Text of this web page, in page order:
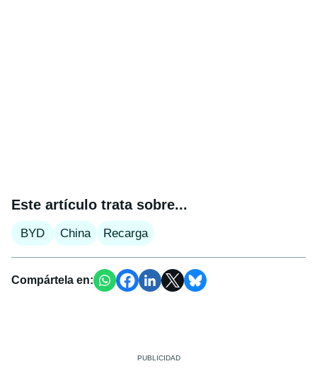
Este artículo trata sobre...
BYD China Recarga
Compártela en: